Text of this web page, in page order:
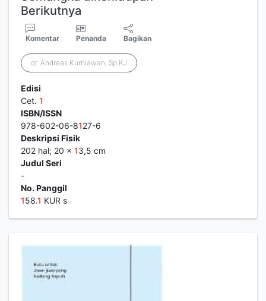
Berikutnya
Komentar Penanda Bagikan
dr. Andreas Kurniawan, Sp.KJ
Edisi
Cet. 1
ISBN/ISSN
978-602-06-8127-6
Deskripsi Fisik
202 hal; 20 x 13,5 cm
Judul Seri
-
No. Panggil
158.1 KUR s